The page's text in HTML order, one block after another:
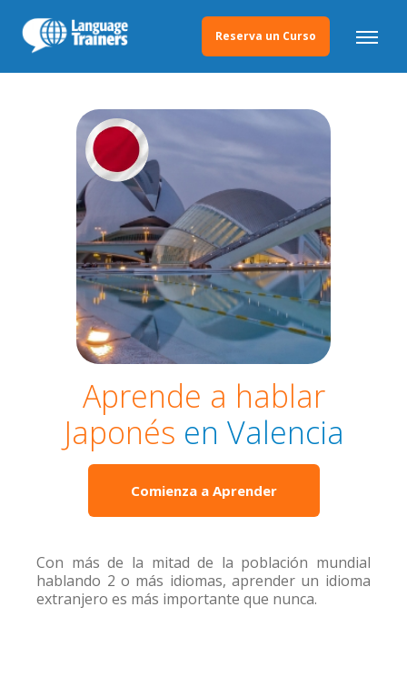
Reserva un Curso
Aprende a hablar
Japonés en Valencia
Comienza a Aprender
Con más de la mitad de la población mundial
hablando 2 o más idiomas, aprender un idioma
extranjero es más importante que nunca.